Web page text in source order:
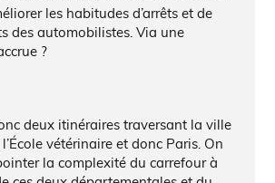
les habitudes d’arrêts et de
des automobilistes. Via une
?
deux itinéraires traversant la ville
vétérinaire et donc Paris. On
la complexité du carrefour à